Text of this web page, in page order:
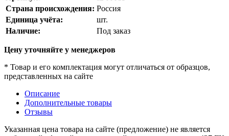
Страна происхождения: Россия
Единица учёта:
шт.
Наличие:
Под заказ
Цену уточняйте у менеджеров
* Товар и его комплектация могут отличаться от образцов,
представленных на сайте
Описание
Дополнительные товары
Отзывы
Указанная цена товара на сайте (предложение) не является